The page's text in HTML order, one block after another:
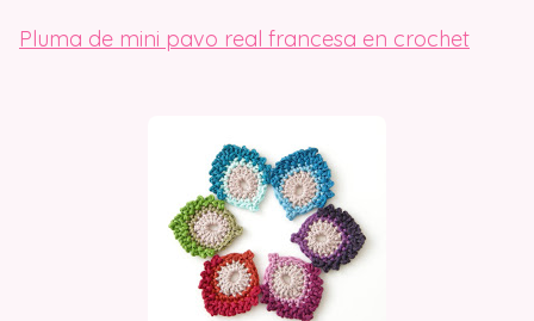
Pluma de mini pavo real francesa en crochet